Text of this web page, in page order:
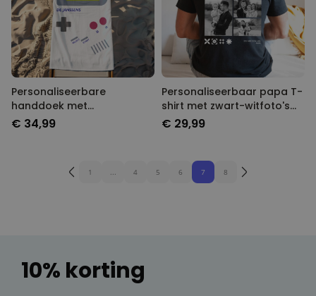
Personaliseerbare
handdoek met
gameconsole en tekst
€ 34,99
Personaliseerbaar papa T-
shirt met zwart-witfoto's
en tekst
€ 29,99
1 ... 4 5 6 7 8
10% korting